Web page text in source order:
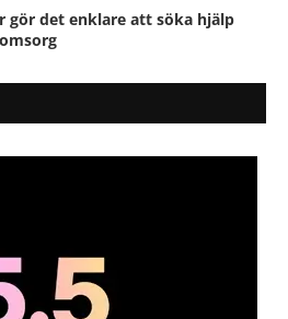
gör det enklare att söka hjälp